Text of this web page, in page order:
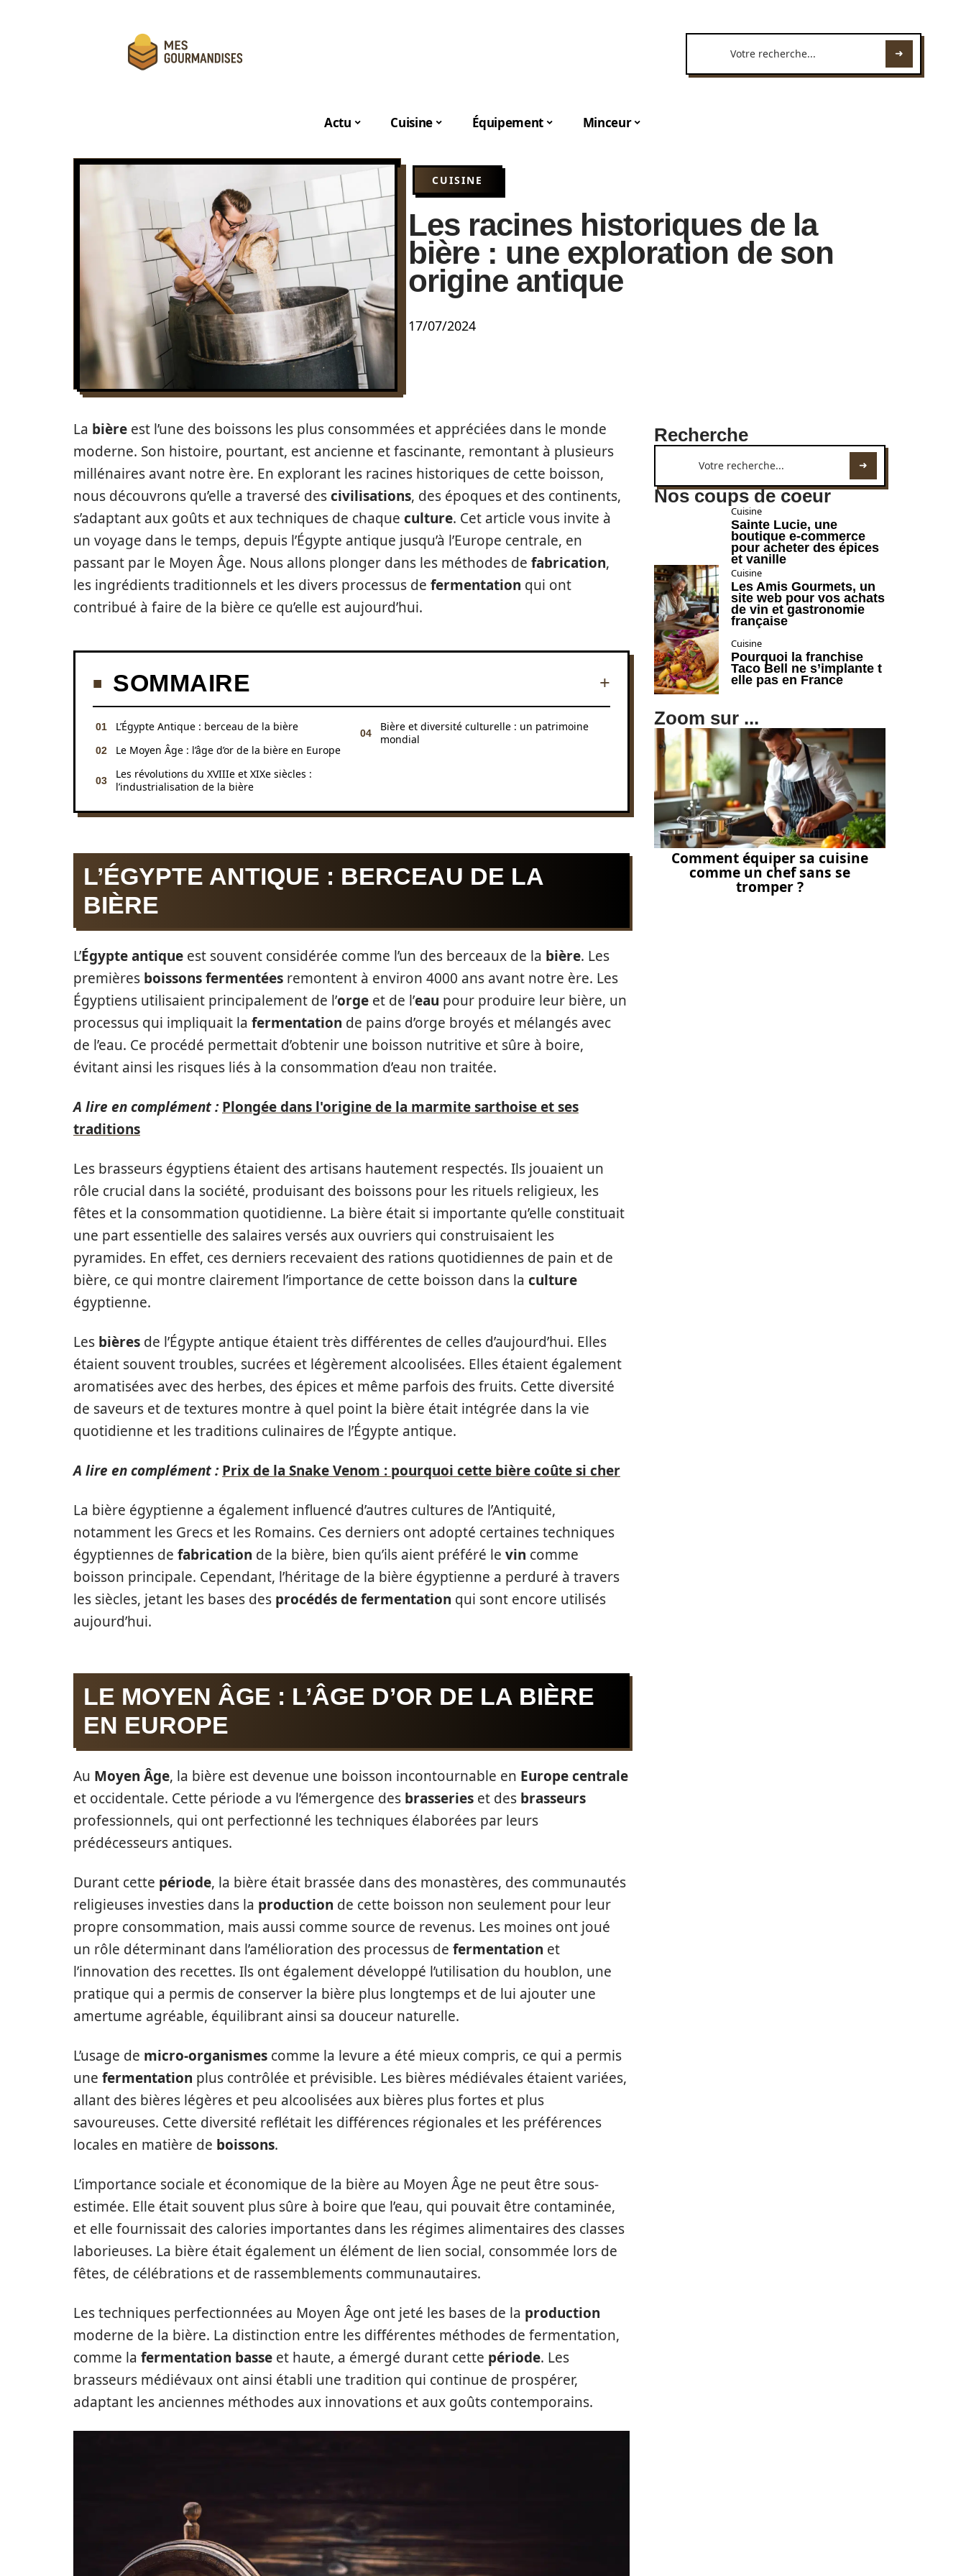
Actu Cuisine Équipement Minceur
CUISINE
Les racines historiques de la
bière : une exploration de son
origine antique
17/07/2024
La bière est l’une des boissons les plus consommées et appréciées dans le monde
moderne. Son histoire, pourtant, est ancienne et fascinante, remontant à plusieurs
millénaires avant notre ère. En explorant les racines historiques de cette boisson,
nous découvrons qu’elle a traversé descivilisations, des époques et des continents,
s’adaptant aux goûts et aux techniques de chaque culture. Cet article vous invite à
un voyage dans le temps, depuis l’Égypte antique jusqu’à l’Europe centrale, en
passant par le Moyen Âge. Nous allons plonger dans les méthodes de fabrication,
les ingrédients traditionnels et les divers processus de fermentation qui ont
contribué à faire de la bière ce qu’elle est aujourd’hui.
SOMMAIRE
L’Égypte Antique : berceau de la bière
Le Moyen Âge : l’âge d’or de la bière en Europe
Les révolutions du XVIIIe et XIXe siècles :
l’industrialisation de la bière
Bière et diversité culturelle : un patrimoine
mondial
L’ÉGYPTE ANTIQUE : BERCEAU DE LA
BIÈRE
L’Égypte antique est souvent considérée comme l’un des berceaux de la bière. Les
premières boissons fermentées remontent à environ 4000 ans avant notre ère. Les
Égyptiens utilisaient principalement de l’orge et de l’eau pour produire leur bière, un
processus qui impliquait la fermentation de pains d’orge broyés et mélangés avec
de l’eau. Ce procédé permettait d’obtenir une boisson nutritive et sûre à boire,
évitant ainsi les risques liés à la consommation d’eau non traitée.
A lire en complément : Plongée dans l'origine de la marmite sarthoise et ses
traditions
Les brasseurs égyptiens étaient des artisans hautement respectés. Ils jouaient un
rôle crucial dans la société, produisant des boissons pour les rituels religieux, les
fêtes et la consommation quotidienne. La bière était si importante qu’elle constituait
une part essentielle des salaires versés aux ouvriers qui construisaient les
pyramides. En effet, ces derniers recevaient des rations quotidiennes de pain et de
bière, ce qui montre clairement l’importance de cette boisson dans la culture
égyptienne.
Les bières de l’Égypte antique étaient très différentes de celles d’aujourd’hui. Elles
étaient souvent troubles, sucrées et légèrement alcoolisées. Elles étaient également
aromatisées avec des herbes, des épices et même parfois des fruits. Cette diversité
de saveurs et de textures montre à quel point la bière était intégrée dans la vie
quotidienne et les traditions culinaires de l’Égypte antique.
A lire en complément : Prix de la Snake Venom : pourquoi cette bière coûte si cher
La bière égyptienne a également influencé d’autres cultures de l’Antiquité,
notamment les Grecs et les Romains. Ces derniers ont adopté certaines techniques
égyptiennes de fabrication de la bière, bien qu’ils aient préféré le vin comme
boisson principale. Cependant, l’héritage de la bière égyptienne a perduré à travers
les siècles, jetant les bases des procédés de fermentation qui sont encore utilisés
aujourd’hui.
LE MOYEN ÂGE : L’ÂGE D’OR DE LA BIÈRE
EN EUROPE
Au Moyen Âge, la bière est devenue une boisson incontournable en Europe centrale
et occidentale. Cette période a vu l’émergence des brasseries et des brasseurs
professionnels, qui ont perfectionné les techniques élaborées par leurs
prédécesseurs antiques.
Durant cette période, la bière était brassée dans des monastères, des communautés
religieuses investies dans la production de cette boisson non seulement pour leur
propre consommation, mais aussi comme source de revenus. Les moines ont joué
un rôle déterminant dans l’amélioration des processus de fermentation et
l’innovation des recettes. Ils ont également développé l’utilisation du houblon, une
pratique qui a permis de conserver la bière plus longtemps et de lui ajouter une
amertume agréable, équilibrant ainsi sa douceur naturelle.
L’usage de micro-organismes comme la levure a été mieux compris, ce qui a permis
une fermentation plus contrôlée et prévisible. Les bières médiévales étaient variées,
allant des bières légères et peu alcoolisées aux bières plus fortes et plus
savoureuses. Cette diversité reflétait les différences régionales et les préférences
locales en matière de boissons.
L’importance sociale et économique de la bière au Moyen Âge ne peut être sous-
estimée. Elle était souvent plus sûre à boire que l’eau, qui pouvait être contaminée,
et elle fournissait des calories importantes dans les régimes alimentaires des classes
laborieuses. La bière était également un élément de lien social, consommée lors de
fêtes, de célébrations et de rassemblements communautaires.
Les techniques perfectionnées au Moyen Âge ont jeté les bases de la production
moderne de la bière. La distinction entre les différentes méthodes de fermentation,
comme la fermentation basse et haute, a émergé durant cette période. Les
brasseurs médiévaux ont ainsi établi une tradition qui continue de prospérer,
adaptant les anciennes méthodes aux innovations et aux goûts contemporains.
Recherche
Nos coups de coeur
Cuisine
Sainte Lucie, une
boutique e-commerce
pour acheter des épices
et vanille
Cuisine
Les Amis Gourmets, un
site web pour vos achats
de vin et gastronomie
française
Cuisine
Pourquoi la franchise
Taco Bell ne s’implante t
elle pas en France
Zoom sur ...
Comment équiper sa cuisine
comme un chef sans se
tromper ?